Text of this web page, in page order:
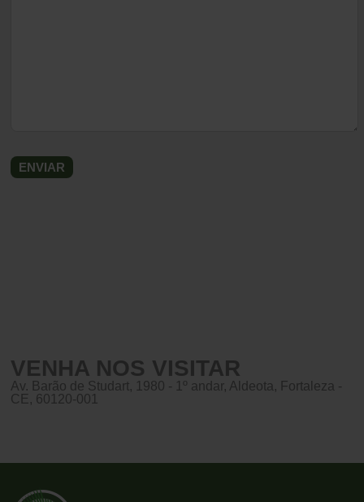
VENHA NOS VISITAR
Av. Barão de Studart, 1980 - 1º andar, Aldeota, Fortaleza -
CE, 60120-001